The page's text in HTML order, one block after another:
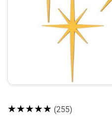
★★★★★ (255)